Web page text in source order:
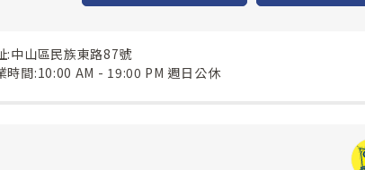
:中山區民族東路87號
時間:10:00 AM - 19:00 PM 週日公休